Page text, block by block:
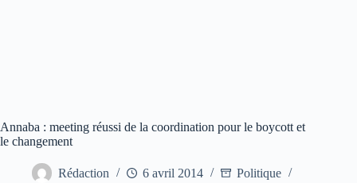
Annaba : meeting réussi de la coordination pour le boycott et
le changement
Rédaction 6 avril 2014
Politique